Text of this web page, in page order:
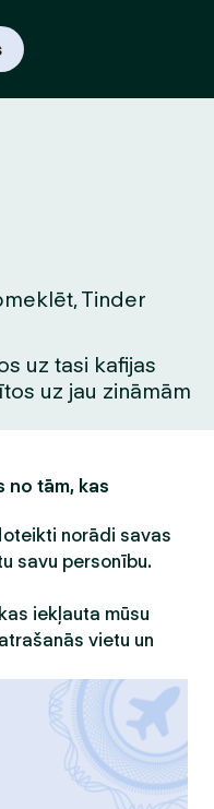
Tinder
uz tasi kafijas
uz jau zināmām
no tām, kas
norādi savas
savu personību.
iekļauta mūsu
vietu un